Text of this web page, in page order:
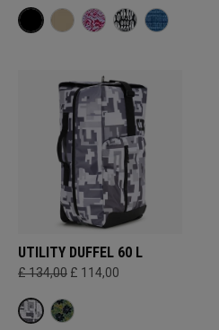
UTILITY DUFFEL 60 L
£ 134,00 £ 114,00